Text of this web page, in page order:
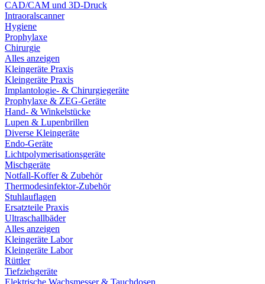
CAD/CAM und 3D-Druck
Intraoralscanner
Hygiene
Prophylaxe
Chirurgie
Alles anzeigen
Kleingeräte Praxis
Kleingeräte Praxis
Implantologie- & Chirurgiegeräte
Prophylaxe & ZEG-Geräte
Hand- & Winkelstücke
Lupen & Lupenbrillen
Diverse Kleingeräte
Endo-Geräte
Lichtpolymerisationsgeräte
Mischgeräte
Notfall-Koffer & Zubehör
Thermodesinfektor-Zubehör
Stuhlauflagen
Ersatzteile Praxis
Ultraschallbäder
Alles anzeigen
Kleingeräte Labor
Kleingeräte Labor
Rüttler
Tiefziehgeräte
Elektrische Wachsmesser & Tauchdosen